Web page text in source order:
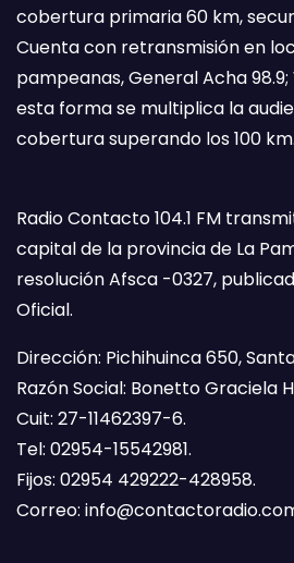
cobertura primaria 60 km,
Cuenta con retransmisión en
pampeanas, General Acha 98.9;
esta forma se multiplica la
cobertura superando los 100 km.
Radio Contacto 104.1 FM
capital de la provincia de La
resolución Afsca -0327,
Oficial.
Dirección: Pichihuinca 650,
Razón Social: Bonetto Graciela
Cuit: 27-11462397-6.
Tel: 02954-15542981.
Fijos: 02954 429222-428958.
Correo: